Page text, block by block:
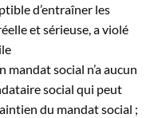
d’entraîner les
et sérieuse, a violé
mandat social n’a aucun
social qui peut
du mandat social ;